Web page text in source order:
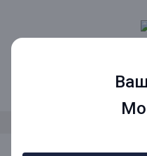
Звонок по